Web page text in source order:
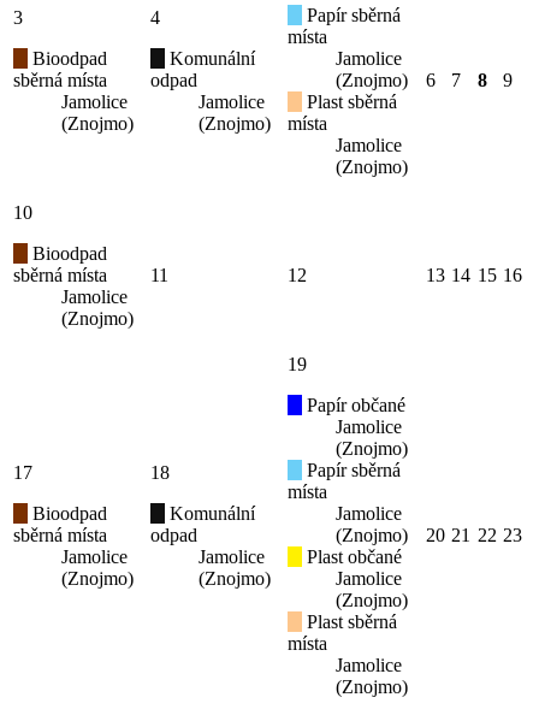
3
Bioodpad
sběrná místa
Jamolice
(Znojmo)
4
Komunální
odpad
Jamolice
(Znojmo)
Papír sběrná
místa
Jamolice
(Znojmo)
Plast sběrná
místa
Jamolice
(Znojmo)
6 7 8 9
10
Bioodpad
sběrná místa
Jamolice
(Znojmo)
11 12 13 14 15 16
17
Bioodpad
sběrná místa
Jamolice
(Znojmo)
18
Komunální
odpad
Jamolice
(Znojmo)
19
Papír občané
Jamolice
(Znojmo)
Papír sběrná
místa
Jamolice
(Znojmo)
Plast občané
Jamolice
(Znojmo)
Plast sběrná
místa
Jamolice
(Znojmo)
20 21 22 23